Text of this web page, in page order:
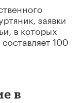
заявки
в которых
100
в